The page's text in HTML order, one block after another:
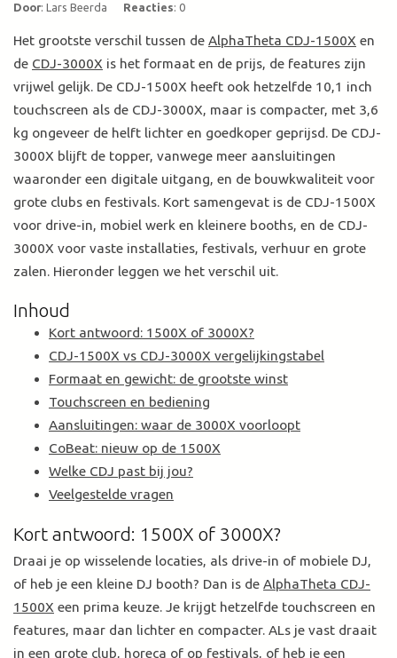
Door: Lars Beerda Reacties: 0
Het grootste verschil tussen de AlphaTheta CDJ-1500X en
de CDJ-3000X is het formaat en de prijs, de features zijn
vrijwel gelijk. De CDJ-1500X heeft ook hetzelfde 10,1 inch
touchscreen als de CDJ-3000X, maar is compacter, met 3,6
kg ongeveer de helft lichter en goedkoper geprijsd. De CDJ-
3000X blijft de topper, vanwege meer aansluitingen
waaronder een digitale uitgang, en de bouwkwaliteit voor
grote clubs en festivals. Kort samengevat is de CDJ-1500X
voor drive-in, mobiel werk en kleinere booths, en de CDJ-
3000X voor vaste installaties, festivals, verhuur en grote
zalen. Hieronder leggen we het verschil uit.
Inhoud
Kort antwoord: 1500X of 3000X?
CDJ-1500X vs CDJ-3000X vergelijkingstabel
Formaat en gewicht: de grootste winst
Touchscreen en bediening
Aansluitingen: waar de 3000X voorloopt
CoBeat: nieuw op de 1500X
Welke CDJ past bij jou?
Veelgestelde vragen
Kort antwoord: 1500X of 3000X?
Draai je op wisselende locaties, als drive-in of mobiele DJ,
of heb je een kleine DJ booth? Dan is de AlphaTheta CDJ-
1500X een prima keuze. Je krijgt hetzelfde touchscreen en
features, maar dan lichter en compacter. ALs je vast draait
in een grote club, horeca of op festivals, of heb je een